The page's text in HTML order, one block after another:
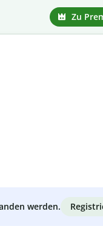
Zu
werden.